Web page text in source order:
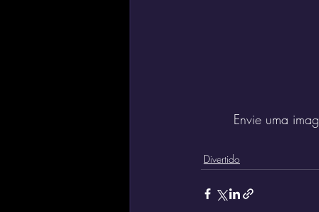
Envie uma
Divertido